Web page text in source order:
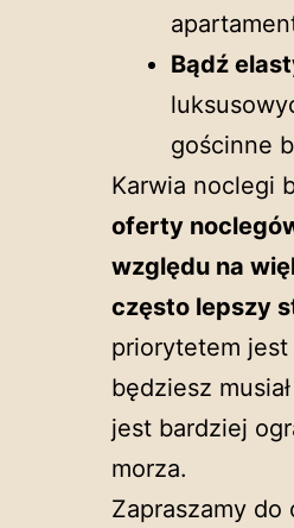
Bądź
gościnne
Karwia noclegi
oferty
względu na
często lepszy
priorytetem
będziesz
jest bardziej
morza.
Zapraszamy